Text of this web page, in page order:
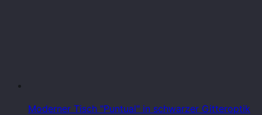
Moderner Tisch "Puntual" in schwarzer Gitteroptik